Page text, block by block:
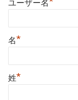
ユーザー名
名*
姓*